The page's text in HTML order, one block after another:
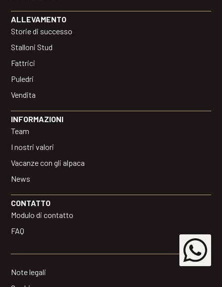
ALLEVAMENTO
Storie di successo
Stalloni Stud
Fattrici
Puledri
Vendita
INFORMAZIONI
Team
I nostri valori
Vacanze con gli alpaca
News
CONTATTO
Modulo di contatto
FAQ
Note legali